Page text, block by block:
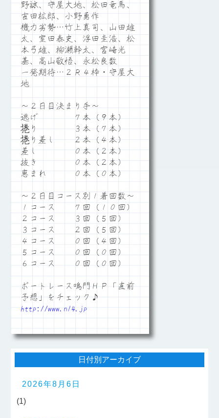
野諒、守屋大地、松田竜馬、
吉田拡郎、小野勇作
機力劣勢…竹上真司、山田雄
太、室田泰史、浮田圭浩、松
本弓雄、柳瀬幹太、宮崎光
基、高山敬悟、永松良数
一発期待…２Ｒ４枠・守屋大
地
～２日目決まり手～
逃げ ７本（９本）
捲り ３本（７本）
捲り差し ２本（４本）
差し ０本（２本）
抜き ０本（２本）
恵まれ ０本（０本）
～２日目コース別１着回数～
１コース ７回（１０回）
２コース ３回（５回）
３コース ２回（５回）
４コース ０回（４回）
５コース ０回（０回）
６コース ０回（０回）
ボートレース鳴門ＨＰ「直前
予想」をチェック♪
http://www.n14.jp
日付別アーカイブ
2026年8月6日
(1)